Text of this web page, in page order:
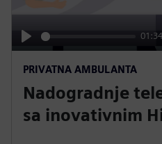
P
l
a
01:34
a
y
PRIVATNA AMBULANTA
Nadogradnje
sa inovativnim